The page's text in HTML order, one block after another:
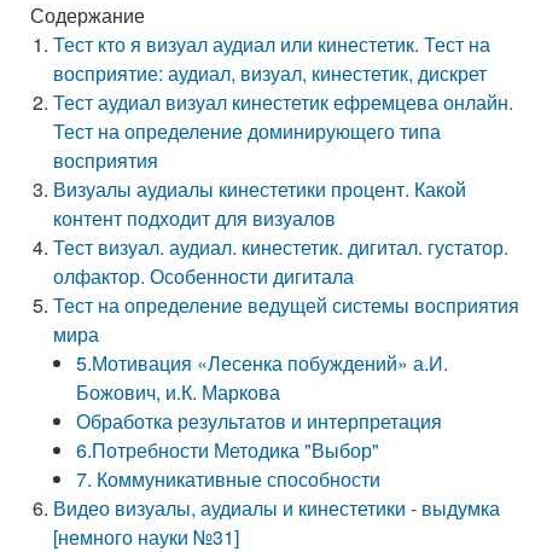
Содержание
Тест кто я визуал аудиал или кинестетик. Тест на
восприятие: аудиал, визуал, кинестетик, дискрет
Тест аудиал визуал кинестетик ефремцева онлайн.
Тест на определение доминирующего типа
восприятия
Визуалы аудиалы кинестетики процент. Какой
контент подходит для визуалов
Тест визуал. аудиал. кинестетик. дигитал. густатор.
олфактор. Особенности дигитала
Тест на определение ведущей системы восприятия
мира
5.Мотивация «Лесенка побуждений» а.И.
Божович, и.К. Маркова
Обработка результатов и интерпретация
6.Потребности Методика "Выбор"
7. Коммуникативные способности
Видео визуалы, аудиалы и кинестетики - выдумка
[немного науки №31]